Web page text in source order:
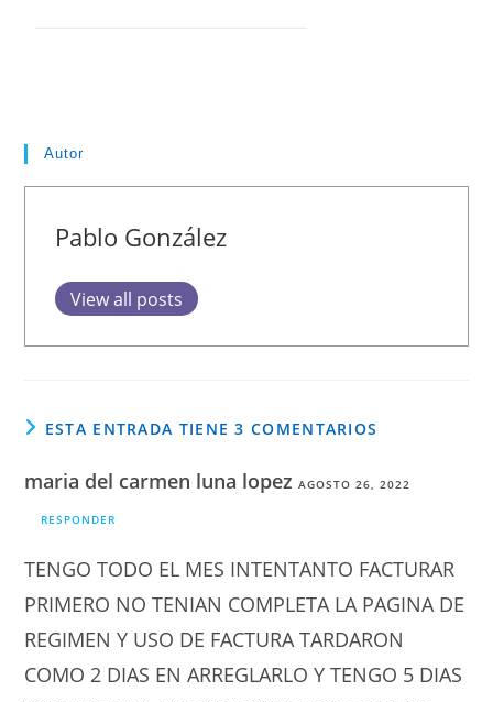
Autor
Pablo González
View all posts
ESTA ENTRADA TIENE 3 COMENTARIOS
maria del carmen luna lopezAGOSTO 26, 2022
RESPONDER
TENGO TODO EL MES INTENTANTO FACTURAR
PRIMERO NO TENIAN COMPLETA LA PAGINA DE
REGIMEN Y USO DE FACTURA TARDARON
COMO 2 DIAS EN ARREGLARLO Y TENGO 5 DIAS